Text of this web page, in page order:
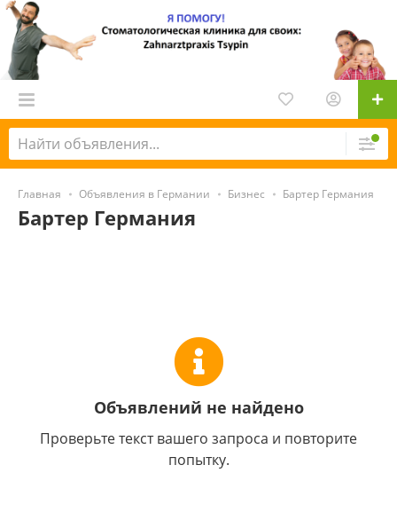
Главная Объявления в Германии Бизнес Бартер Германия
Бартер Германия
Объявлений не найдено
Проверьте текст вашего запроса и повторите
попытку.